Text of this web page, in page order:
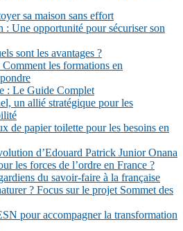
sa maison sans effort
Une opportunité pour sécuriser son
sont les avantages ?
les formations en
: Le Guide Complet
un allié stratégique pour les
de papier toilette pour les besoins en
d’Edouard Patrick Junior Onana
les forces de l’ordre en France ?
du savoir-faire à la française
? Focus sur le projet Sommet des
pour accompagner la transformation